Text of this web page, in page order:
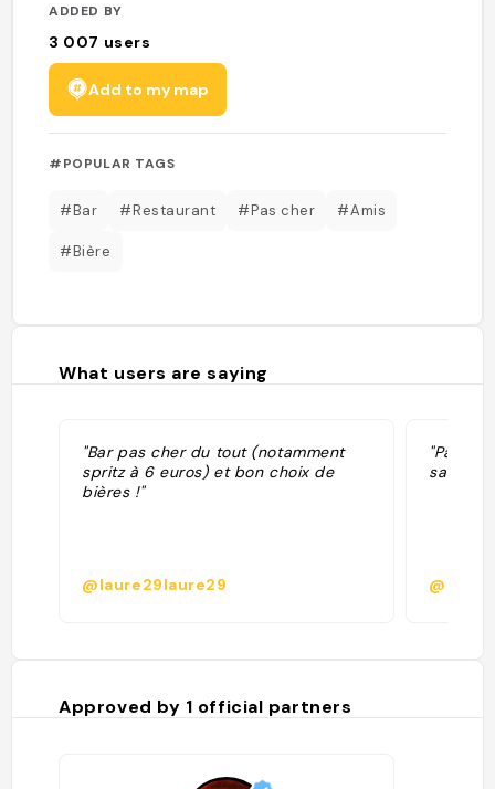
ADDED BY
3 007 users
Add to my map
#POPULAR TAGS
#Bar #Restaurant #Pas cher #Amis
#Bière
What users are saying
"Bar pas cher du tout (notamment
spritz à 6 euros) et bon choix de
bières !"
@laure29laure29
"Pas
salle
@
Approved by 1 official partners